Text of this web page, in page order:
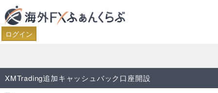
ログイン
XMTrading追加キャッシュバック口座開設